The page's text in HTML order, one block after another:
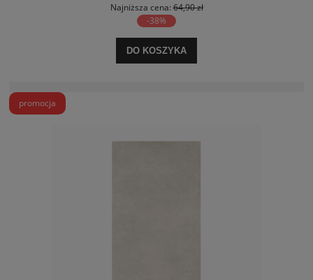
Najniższa cena:64,90 zł
-38%
DO KOSZYKA
promocja